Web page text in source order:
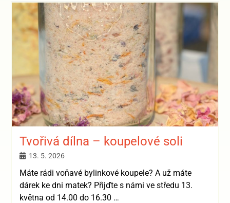
Tvořivá dílna – koupelové soli
13. 5. 2026
Máte rádi voňavé bylinkové koupele? A už máte
dárek ke dni matek? Přijďte s námi ve středu 13.
května od 14.00 do 16.30 …